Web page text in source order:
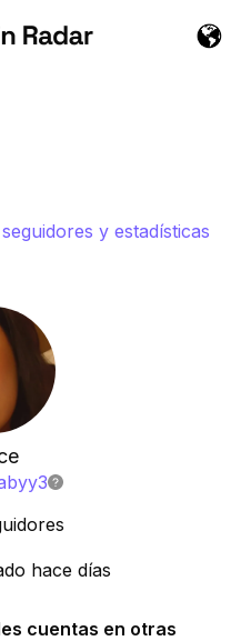
y estadísticas
hace días
cuentas en otras